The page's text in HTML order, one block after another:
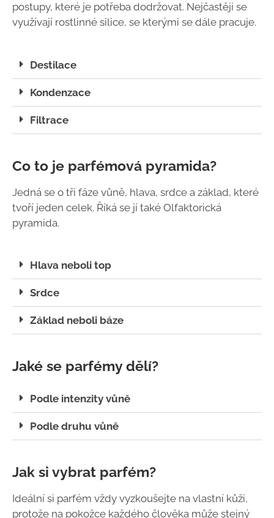
postupy, které je potřeba dodržovat. Nejčastěji se
využívají rostlinné silice, se kterými se dále pracuje.
Destilace
Kondenzace
Filtrace
Co to je parfémová pyramida?
Jedná se o tři fáze vůně, hlava, srdce a základ, které
tvoří jeden celek. Říká se jí také Olfaktorická
pyramida.
Hlava neboli top
Srdce
Základ neboli báze
Jaké se parfémy dělí?
Podle intenzity vůně
Podle druhu vůně
Jak si vybrat parfém?
Ideální si parfém vždy vyzkoušejte na vlastní kůži,
protože na pokožce každého člověka může stejný